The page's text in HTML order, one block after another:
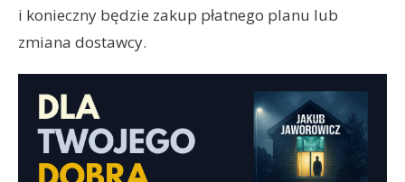
i konieczny będzie zakup płatnego planu lub
zmiana dostawcy.